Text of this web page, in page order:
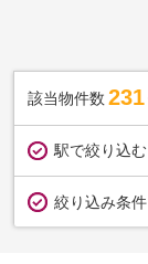
該当物件数 231
駅で絞り込む
絞り込み条件